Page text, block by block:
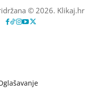
© 2026. Klikaj.hr